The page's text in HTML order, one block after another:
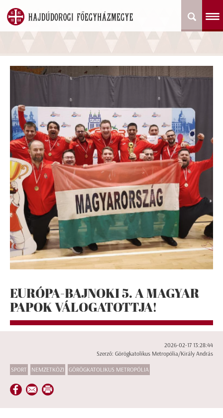
EURÓPA-BAJNOKI 5. A MAGYAR
PAPOK VÁLOGATOTTJA!
2026-02-17 13:28:44
Szerző: Görögkatolikus Metropólia/Király András
SPORT NEMZETKÖZI GÖRÖGKATOLIKUS METROPÓLIA